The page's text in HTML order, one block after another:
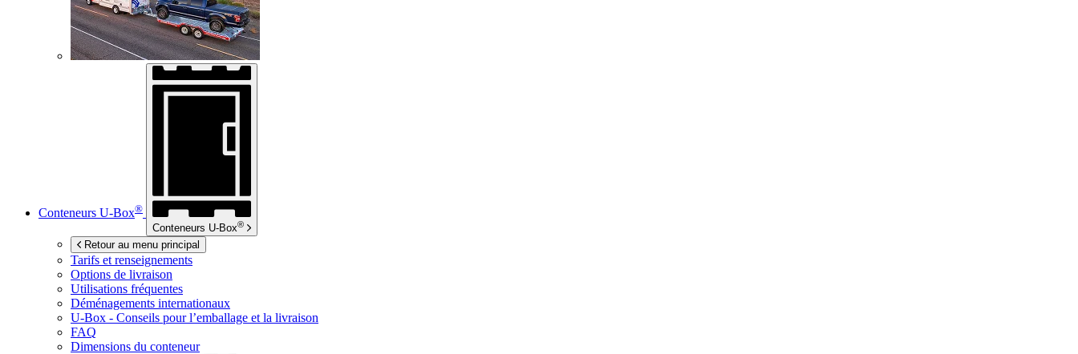
Conteneurs U-Box®
Conteneurs U-Box®
Retour au menu principal
Tarifs et renseignements
Options de livraison
Utilisations fréquentes
Déménagements internationaux
U-Box - Conseils pour l’emballage et la livraison
FAQ
Dimensions du conteneur